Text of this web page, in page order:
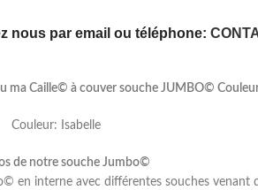
nous par email ou téléphone:
ma Caille© à couver souche JUMBO©
Couleur: Isabelle
de notre souche Jumbo©
en interne avec différentes souches venant